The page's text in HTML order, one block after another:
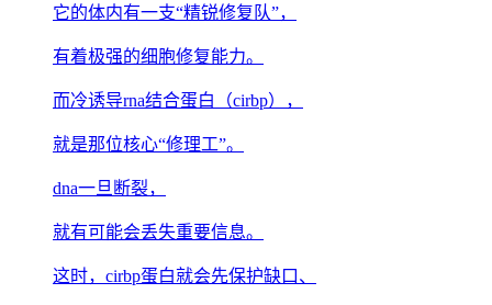
它的体内有一支“精锐修复队”，
有着极强的细胞修复能力。
而冷诱导rna结合蛋白（cirbp），
就是那位核心“修理工”。
dna一旦断裂，
就有可能会丢失重要信息。
这时，cirbp蛋白就会先保护缺口、